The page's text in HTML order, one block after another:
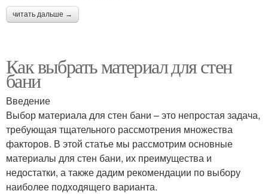
читать дальше →
Как выбрать материал для стен
бани
Введение
Выбор материала для стен бани – это непростая задача,
требующая тщательного рассмотрения множества
факторов. В этой статье мы рассмотрим основные
материалы для стен бани, их преимущества и
недостатки, а также дадим рекомендации по выбору
наиболее подходящего варианта.